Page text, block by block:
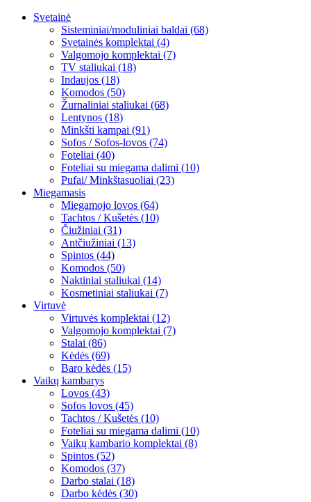
Svetainė
Sisteminiai/moduliniai baldai (68)
Svetainės komplektai (4)
Valgomojo komplektai (7)
TV staliukai (18)
Indaujos (18)
Komodos (50)
Žurnaliniai staliukai (68)
Lentynos (18)
Minkšti kampai (91)
Sofos / Sofos-lovos (74)
Foteliai (40)
Foteliai su miegama dalimi (10)
Pufai/ Minkštasuoliai (23)
Miegamasis
Miegamojo lovos (64)
Tachtos / Kušetės (10)
Čiužiniai (31)
Antčiužiniai (13)
Spintos (44)
Komodos (50)
Naktiniai staliukai (14)
Kosmetiniai staliukai (7)
Virtuvė
Virtuvės komplektai (12)
Valgomojo komplektai (7)
Stalai (86)
Kėdės (69)
Baro kėdės (15)
Vaikų kambarys
Lovos (43)
Sofos lovos (45)
Tachtos / Kušetės (10)
Foteliai su miegama dalimi (10)
Vaikų kambario komplektai (8)
Spintos (52)
Komodos (37)
Darbo stalai (18)
Darbo kėdės (30)